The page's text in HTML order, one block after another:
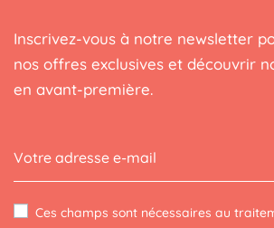
Inscrivez-vous à notre newsletter
nos offres exclusives et découvrir
en avant-première.
Ces champs sont nécessaires au